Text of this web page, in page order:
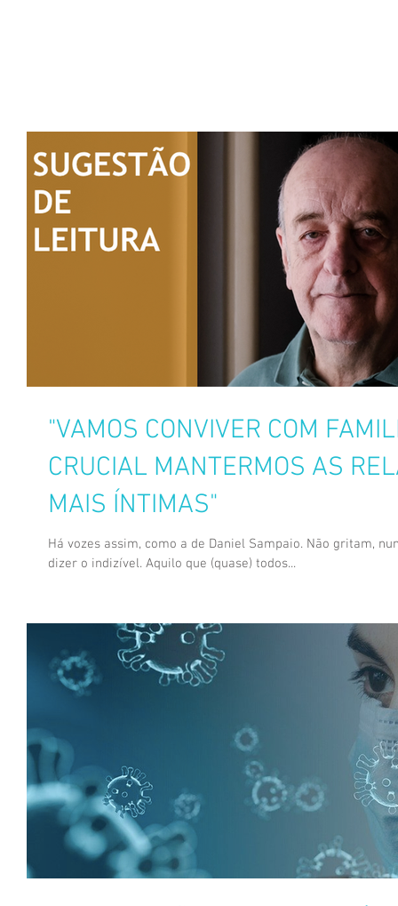
"VAMOS CONVIVER COM
CRUCIAL MANTERMOS AS
MAIS ÍNTIMAS"
Há vozes assim, como a de Daniel Sampaio. Não gritam,
dizer o indizível. Aquilo que (quase) todos...